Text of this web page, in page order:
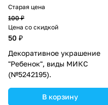
Старая цена
100 ₽
Цена со скидкой
50 ₽
Декоративное украшение
"Ребенок", виды МИКС
(№5242195).
В корзину